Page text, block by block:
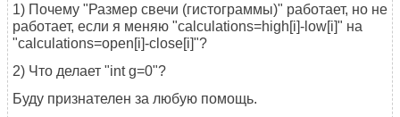
1) Почему "Размер свечи (гистограммы)" работает, но не
работает, если я меняю "calculations=high[i]-low[i]" на
"calculations=open[i]-close[i]"?
2) Что делает "int g=0"?
Буду признателен за любую помощь.